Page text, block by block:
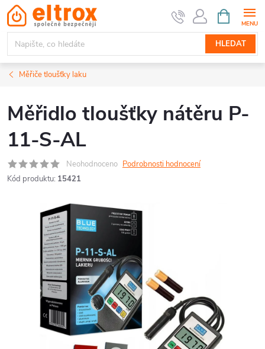
Přejít
na
obsah
HLEDAT
NÁKUPNÍ
KOŠÍK
Měřiče tloušťky laku
Měřidlo tloušťky nátěru P-
11-S-AL
Neohodnoceno Podrobnosti hodnocení
Kód produktu: 15421